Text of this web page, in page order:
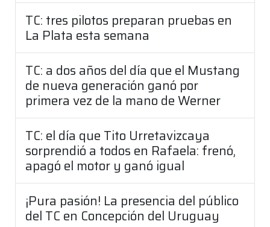
TC: tres pilotos preparan pruebas en
La Plata esta semana
TC: a dos años del día que el Mustang
de nueva generación ganó por
primera vez de la mano de Werner
TC: el día que Tito Urretavizcaya
sorprendió a todos en Rafaela: frenó,
apagó el motor y ganó igual
¡Pura pasión! La presencia del público
del TC en Concepción del Uruguay